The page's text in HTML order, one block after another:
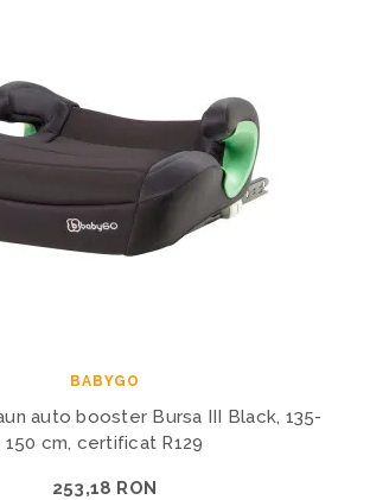
BABYGO
auto booster Bursa III Black, 135-
150 cm, certificat R129
253,18 RON